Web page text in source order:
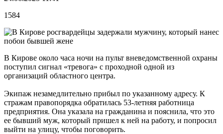
1584
В Кирове около часа ночи на пульт вневедомственной охраны
поступил сигнал «тревога» с проходной одной из
организаций областного центра.
Экипаж незамедлительно прибыл по указанному адресу. К
стражам правопорядка обратилась 53-летняя работница
предприятия. Она указала на гражданина и пояснила, что это
ее бывший муж, который пришел к ней на работу, и попросил
выйти на улицу, чтобы поговорить.